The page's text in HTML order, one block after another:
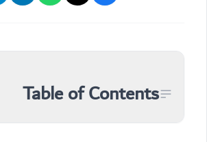
Table of Contents